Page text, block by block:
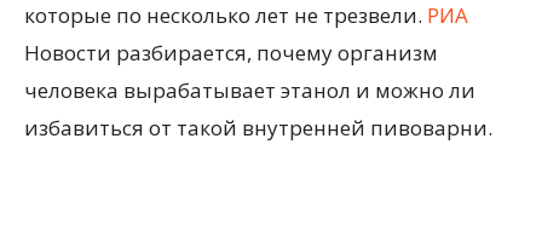
которые по несколько лет не трезвели. РИА
Новости разбирается, почему организм
человека вырабатывает этанол и можно ли
избавиться от такой внутренней пивоварни.